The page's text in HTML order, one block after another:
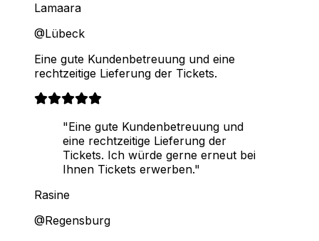
Lamaara
@Lübeck
Eine gute Kundenbetreuung und eine
rechtzeitige Lieferung der Tickets.
"Eine gute Kundenbetreuung und
eine rechtzeitige Lieferung der
Tickets. Ich würde gerne erneut bei
Ihnen Tickets erwerben."
Rasine
@Regensburg